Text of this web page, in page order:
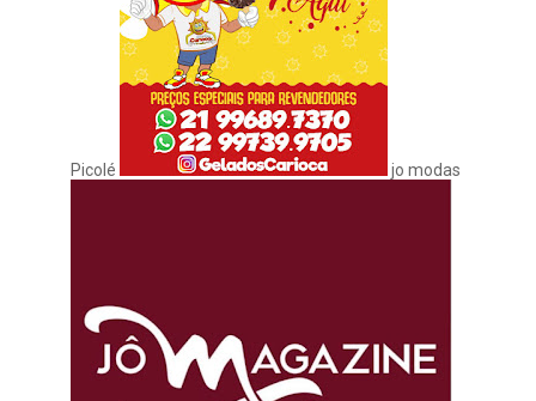
Picolé jo modas